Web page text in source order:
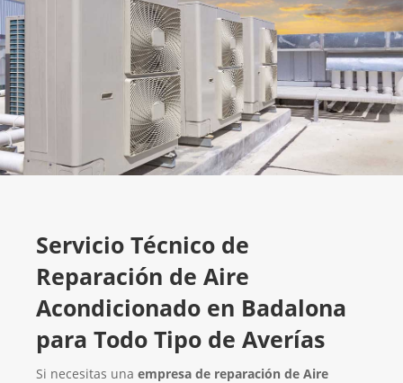
Servicio Técnico de
Reparación de Aire
Acondicionado en Badalona
para Todo Tipo de Averías
Si necesitas una empresa de reparación de Aire